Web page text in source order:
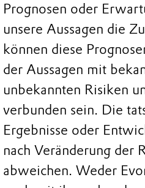
Prognosen oder
unsere Aussagen die
können diese
der Aussagen mit
unbekannten Risiken
verbunden sein. Die
Ergebnisse oder
nach Veränderung der
abweichen. Weder